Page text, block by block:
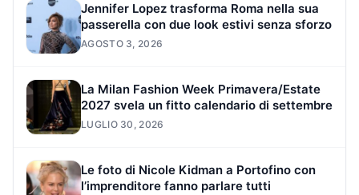
Jennifer Lopez trasforma Roma nella sua
passerella con due look estivi senza sforzo
AGOSTO 3, 2026
La Milan Fashion Week Primavera/Estate
2027 svela un fitto calendario di settembre
LUGLIO 30, 2026
Le foto di Nicole Kidman a Portofino con
l’imprenditore fanno parlare tutti